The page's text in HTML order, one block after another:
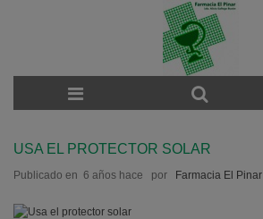
USA EL PROTECTOR SOLAR
Publicado en 6 años hace por Farmacia El Pinar